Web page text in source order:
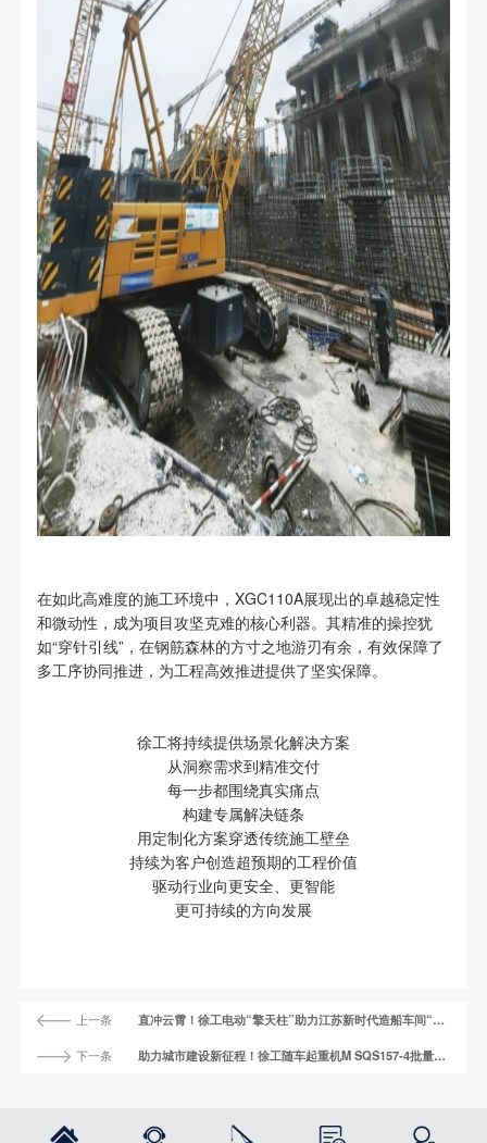
在如此高难度的施工环境中，XGC110A展现出的卓越稳定性
和微动性，成为项目攻坚克难的核心利器。其精准的操控犹
如“穿针引线”，在钢筋森林的方寸之地游刃有余，有效保障了
多工序协同推进，为工程高效推进提供了坚实保障。
徐工将持续提供场景化解决方案
从洞察需求到精准交付
每一步都围绕真实痛点
构建专属解决链条
用定制化方案穿透传统施工壁垒
持续为客户创造超预期的工程价值
驱动行业向更安全、更智能
更可持续的方向发展
上一条 直冲云霄！徐工电动“擎天柱”助力江苏新时代造船车间“智”造升级
下一条 助力城市建设新征程！徐工随车起重机M SQS157-4批量发车